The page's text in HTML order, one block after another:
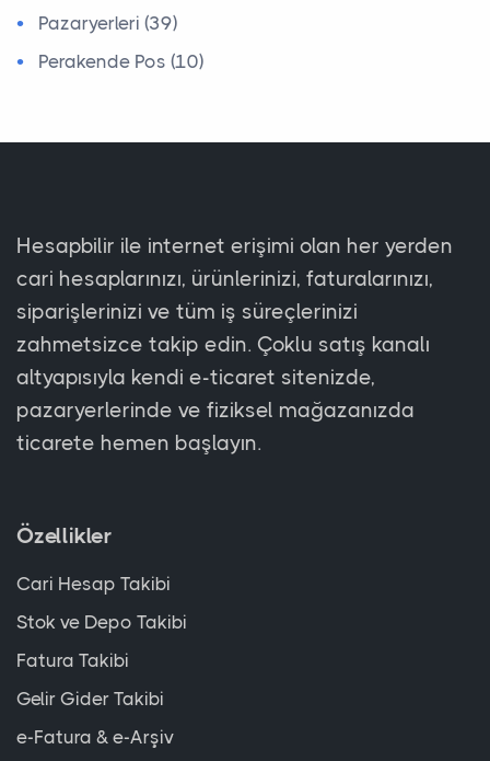
Pazaryerleri (39)
Perakende Pos (10)
Hesapbilir ile internet erişimi olan her yerden
cari hesaplarınızı, ürünlerinizi, faturalarınızı,
siparişlerinizi ve tüm iş süreçlerinizi
zahmetsizce takip edin. Çoklu satış kanalı
altyapısıyla kendi e-ticaret sitenizde,
pazaryerlerinde ve fiziksel mağazanızda
ticarete hemen başlayın.
Özellikler
Cari Hesap Takibi
Stok ve Depo Takibi
Fatura Takibi
Gelir Gider Takibi
e-Fatura & e-Arşiv